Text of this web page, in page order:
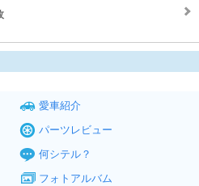
愛車紹介
パーツレビュー
何シテル？
フォトアルバム